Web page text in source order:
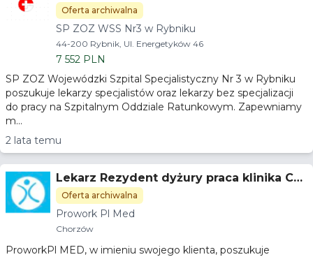
Oferta archiwalna
SP ZOZ WSS Nr3 w Rybniku
44-200 Rybnik, Ul. Energetyków 46
7 552 PLN
SP ZOZ Wojewódzki Szpital Specjalistyczny Nr 3 w Rybniku
poszukuje lekarzy specjalistów oraz lekarzy bez specjalizacji
do pracy na Szpitalnym Oddziale Ratunkowym. Zapewniamy
m...
2 lata temu
Lekarz Rezydent dyżury praca klinika Ch
orzów
Oferta archiwalna
Prowork Pl Med
Chorzów
ProworkPl MED, w imieniu swojego klienta, poszukuje